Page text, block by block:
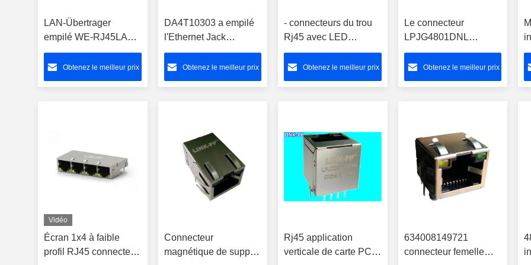
LAN-Übertrager
empilé WE-RJ45LAN
10/100BaseT de
7499051002
connecteurs Rj45
Obtenez le meilleur prix
DA4T10303 a empilé
l'Ethernet Jack
modulaire de gigabit
intégré par 2x6 des
connecteurs Rj45
Obtenez le meilleur prix
- connecteurs du trou
Rj45 avec LED
LPJE101AWNL
protégé par 8P8C
Obtenez le meilleur prix
Le connecteur
LPJG4801DNL
1000Base-T
magnétique RJ45 sans
LED
Obtenez le meilleur prix
Vidéo
Écran 1x4 à faible
profil RJ45 connecteur
Connecteur
magnétique de support
Rj45 application
verticale de carte PCB
634008149721
connecteur femelle